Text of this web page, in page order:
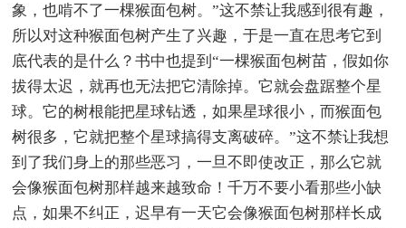
象，也啃不了一棵猴面包树。”这不禁让我感到很有趣，
所以对这种猴面包树产生了兴趣，于是一直在思考它到
底代表的是什么？书中也提到“一棵猴面包树苗，假如你
拔得太迟，就再也无法把它清除掉。它就会盘踞整个星
球。它的树根能把星球钻透，如果星球很小，而猴面包
树很多，它就把整个星球搞得支离破碎。”这不禁让我想
到了我们身上的那些恶习，一旦不即使改正，那么它就
会像猴面包树那样越来越致命！千万不要小看那些小缺
点，如果不纠正，迟早有一天它会像猴面包树那样长成